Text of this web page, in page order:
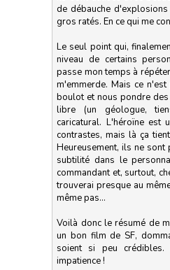
de débauche
gros ratés. En ce qui me
Le seul point qui,
niveau de certains
passe mon temps à
m'emmerde. Mais ce
boulot et nous pondre
libre (un géologue,
caricatural. L'héroïne est
contrastes, mais là ça
Heureusement, ils ne sont
subtilité dans le
commandant et, surtout,
trouverai presque au
même pas...
Voilà donc le résumé de
un bon film de SF,
soient si peu
impatience !